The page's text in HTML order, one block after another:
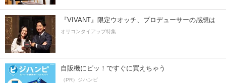
『VIVANT』限定ウオッチ、プロデューサーの感想は
オリコンタイアップ特集
自販機にピッ！ですぐに買えちゃう
（PR）ジハンピ